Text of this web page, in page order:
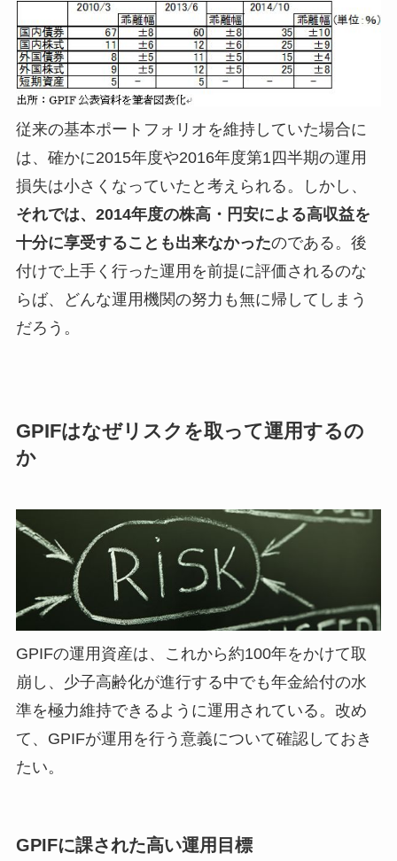
従来の基本ポートフォリオを維持していた場合に
は、確かに2015年度や2016年度第1四半期の運用
損失は小さくなっていたと考えられる。しかし、
それでは、2014年度の株高・円安による高収益を
十分に享受することも出来なかったのである。後
付けで上手く行った運用を前提に評価されるのな
らば、どんな運用機関の努力も無に帰してしまう
だろう。
GPIFはなぜリスクを取って運用するの
か
GPIFの運用資産は、これから約100年をかけて取
崩し、少子高齢化が進行する中でも年金給付の水
準を極力維持できるように運用されている。改め
て、GPIFが運用を行う意義について確認しておき
たい。
GPIFに課された高い運用目標